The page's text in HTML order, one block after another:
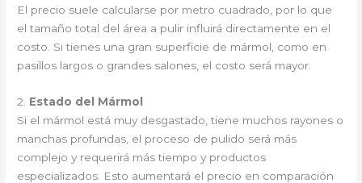
El precio suele calcularse por metro cuadrado, por lo que
el tamaño total del área a pulir influirá directamente en el
costo. Si tienes una gran superficie de mármol, como en
pasillos largos o grandes salones, el costo será mayor.
2. Estado del Mármol
Si el mármol está muy desgastado, tiene muchos rayones o
manchas profundas, el proceso de pulido será más
complejo y requerirá más tiempo y productos
especializados. Esto aumentará el precio en comparación